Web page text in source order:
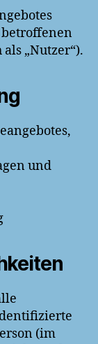
„Nutzer“).
und
(im